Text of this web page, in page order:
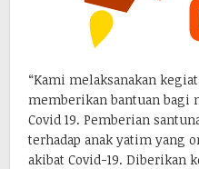
“Kami melaksanakan
memberikan bantuan bagi
Covid 19. Pemberian
terhadap anak yatim yang
akibat Covid-19. Diberikan